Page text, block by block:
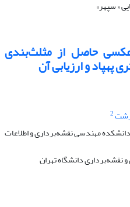
حاصل از مثلث‌بندی
پهپاد و ارزیابی آن
2
مهندسی نقشه‌برداری و اطلاعات
نقشه‌برداری دانشگاه تهران